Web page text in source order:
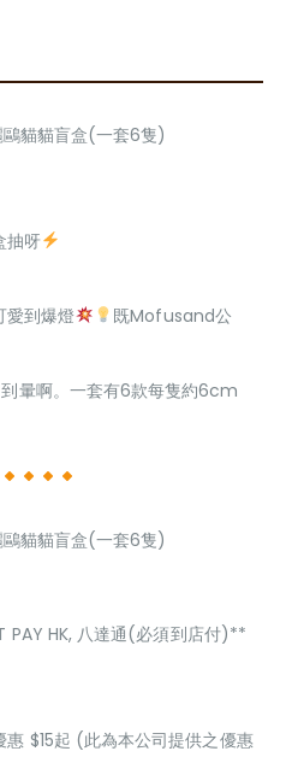
貓貓盲盒(一套6隻)
抽呀
愛到爆燈
既Mofusand公
暈啊。一套有6款每隻約6cm
貓貓盲盒(一套6隻)
PAY HK, 八達通(必須到店付)**
$15起 (此為本公司提供之優惠